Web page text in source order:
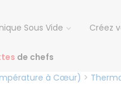
Sous Vide Créez
de chefs
à Cœur) >